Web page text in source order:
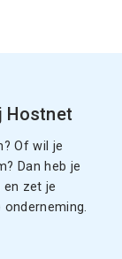
Hostnet
Of wil je
Dan heb je
en zet je